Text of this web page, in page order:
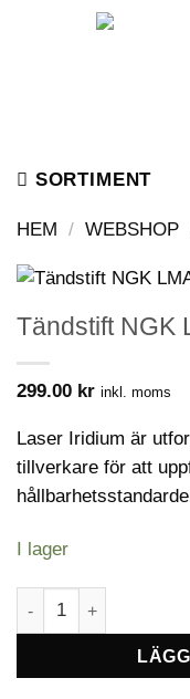
SORTIMENT
HEM / WEBSHOP
Tändstift NGK
299.00 kr inkl. moms
Laser Iridium är
tillverkare för att
I lager
Tändstift NGK